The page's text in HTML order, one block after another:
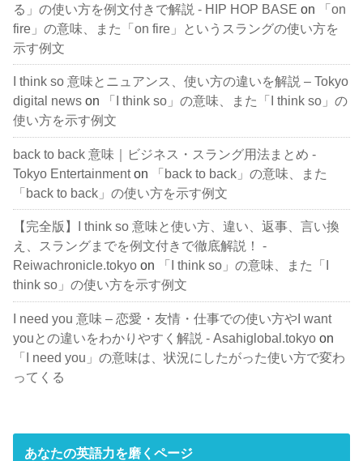
る」の使い方を例文付きで解説 - HIP HOP BASE on
「on
fire」の意味、また「on fire」というスラングの使い方を
示す例文
I think so 意味とニュアンス、使い方の違いを解説 – Tokyo
digital news on
「I think so」の意味、また「I think so」の
使い方を示す例文
back to back 意味｜ビジネス・スラング用法まとめ -
Tokyo Entertainmenton
「back to back」の意味、また
「back to back」の使い方を示す例文
【完全版】I think so 意味と使い方、違い、返事、言い換
え、スラングまでを例文付きで徹底解説！ -
Reiwachronicle.tokyo on
「I think so」の意味、また「I
think so」の使い方を示す例文
I need you 意味 – 恋愛・友情・仕事での使い方やI want
youとの違いをわかりやすく解説 - Asahiglobal.tokyo on
「I need you」の意味は、状況にしたがった使い方で変わ
ってくる
あなたの英語力を磨くページ